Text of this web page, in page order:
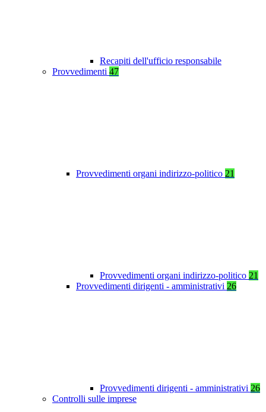
Recapiti dell'ufficio responsabile
Provvedimenti 47
Provvedimenti organi indirizzo-politico 21
Provvedimenti organi indirizzo-politico 21
Provvedimenti dirigenti - amministrativi 26
Provvedimenti dirigenti - amministrativi 26
Controlli sulle imprese